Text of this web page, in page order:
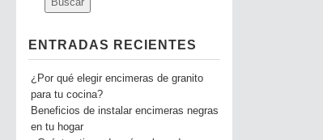
ENTRADAS RECIENTES
¿Por qué elegir encimeras de granito
para tu cocina?
Beneficios de instalar encimeras negras
en tu hogar